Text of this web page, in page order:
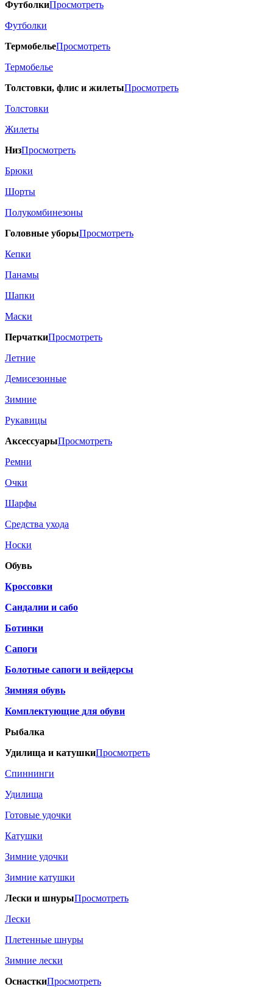
ФутболкиПросмотреть
Футболки
ТермобельеПросмотреть
Термобелье
Толстовки, флис и жилетыПросмотреть
Толстовки
Жилеты
НизПросмотреть
Брюки
Шорты
Полукомбинезоны
Головные уборыПросмотреть
Кепки
Панамы
Шапки
Маски
ПерчаткиПросмотреть
Летние
Демисезонные
Зимние
Рукавицы
АксессуарыПросмотреть
Ремни
Очки
Шарфы
Средства ухода
Носки
Обувь
Кроссовки
Сандалии и сабо
Ботинки
Сапоги
Болотные сапоги и вейдерсы
Зимняя обувь
Комплектующие для обуви
Рыбалка
Удилища и катушкиПросмотреть
Спиннинги
Удилища
Готовые удочки
Катушки
Зимние удочки
Зимние катушки
Лески и шнурыПросмотреть
Лески
Плетенные шнуры
Зимние лески
ОснасткиПросмотреть